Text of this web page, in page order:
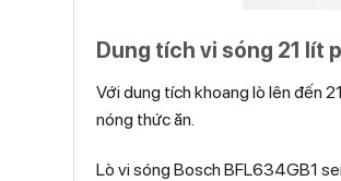
Dung tích vi sóng 21 lít
Với dung tích khoang lò lên đến
nóng thức ăn.
Lò vi sóng Bosch BFL634GB1